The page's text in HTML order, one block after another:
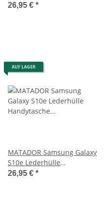
26,95 € *
AUF LAGER
MATADOR Samsung Galaxy
S10e Lederhülle
Handytasche Braun
26,95 € *